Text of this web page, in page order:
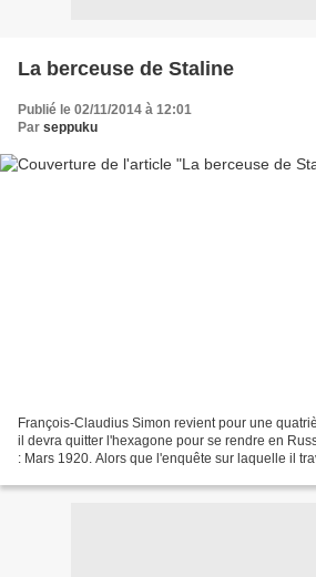
La berceuse de Staline
Publié le 02/11/2014 à 12:01
Par seppuku
François-Claudius Simon revient pour une
il devra quitter l'hexagone pour se rendre en
: Mars 1920. Alors que l'enquête sur laquelle il